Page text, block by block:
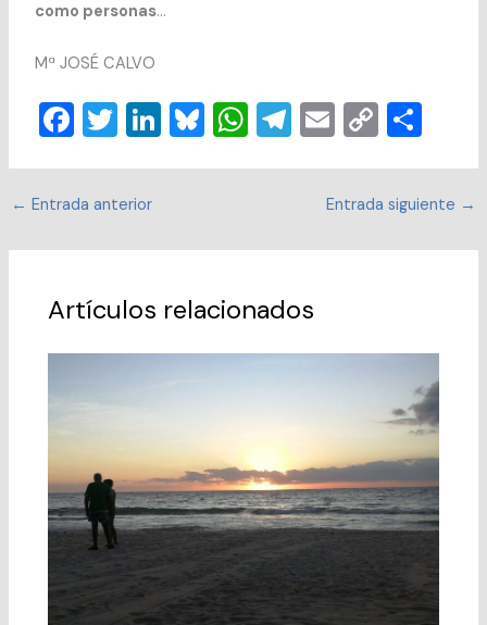
como personas…
Mª JOSÉ CALVO
F
c
e
b
o
o
k
T
tt
er
Li
dI
n
Bl
y
W
A
p
p
T
a
m
E
ai
l
C
p
y
Li
C
m
p
ar
← Entrada anterior Entrada siguiente →
Artículos relacionados